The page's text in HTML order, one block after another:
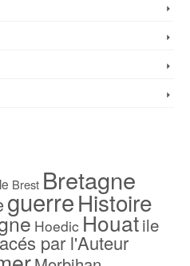
Brest Bretagne
guerreHistoire
Hoedic Houatile
par l'Auteur